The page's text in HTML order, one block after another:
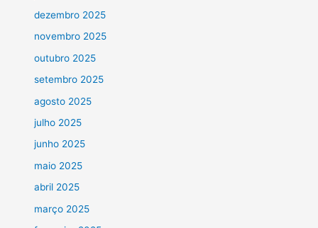
dezembro 2025
novembro 2025
outubro 2025
setembro 2025
agosto 2025
julho 2025
junho 2025
maio 2025
abril 2025
março 2025